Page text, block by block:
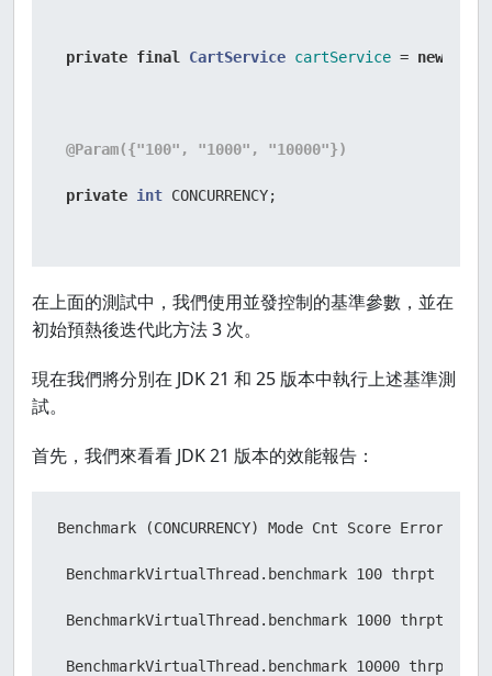
private final CartService cartService = new
@Param({"100", "1000", "10000"})
private int CONCURRENCY;
public void benchmark
List<Thread> threads = new ArrayList<>();
threads.add(Thread.startVirtualThread(() ->
threads.forEach(th -> {
{
th.join();
在上面的測試中，我們使用並發控制的基準參數，並在
初始預熱後迭代此方法 3 次。
現在我們將分別在 JDK 21 和 25 版本中執行上述基準測
試。
首先，我們來看看 JDK 21 版本的效能報告：
Benchmark (CONCURRENCY) Mode Cnt Score Error
BenchmarkVirtualThread.benchmark 100 thrpt 6
BenchmarkVirtualThread.benchmark 1000 thrpt 6
BenchmarkVirtualThread.benchmark 10000 thrpt 6